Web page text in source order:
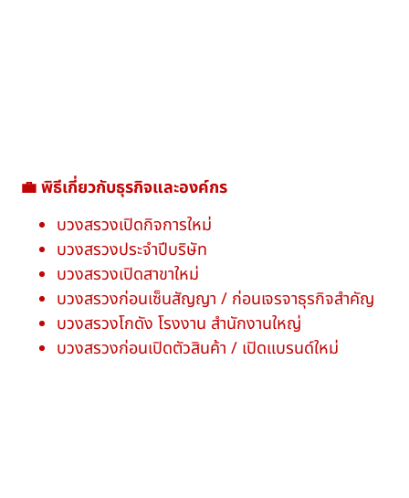
💼 พิธีเกี่ยวกับธุรกิจและองค์กร
บวงสรวงเปิดกิจการใหม่
บวงสรวงประจำปีบริษัท
บวงสรวงเปิดสาขาใหม่
บวงสรวงก่อนเซ็นสัญญา / ก่อนเจรจาธุรกิจสำคัญ
บวงสรวงโกดัง โรงงาน สำนักงานใหญ่
บวงสรวงก่อนเปิดตัวสินค้า / เปิดแบรนด์ใหม่